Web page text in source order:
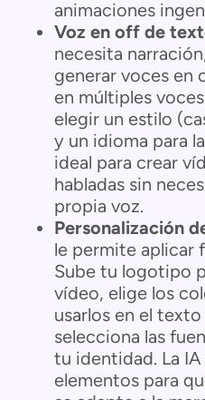
animaciones
Voz en off de
necesita
generar voces en
en múltiples
elegir un estilo
y un idioma para
ideal para crear
habladas sin
propia voz.
Personalización
le permite aplicar
Sube tu logotipo
vídeo, elige los
usarlos en el
selecciona las
tu identidad. La
elementos para